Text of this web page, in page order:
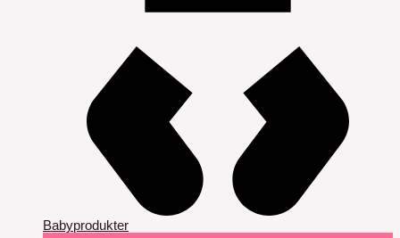
Babyprodukter